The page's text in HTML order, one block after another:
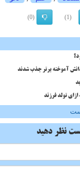
(1)
(0)
تولد فرزند
نظر دهید